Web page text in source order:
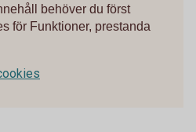
behöver du först
för Funktioner, prestanda